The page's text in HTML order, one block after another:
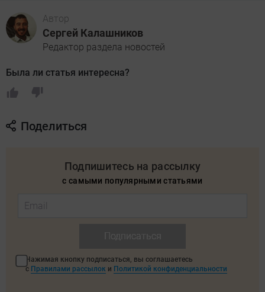
Автор
Сергей Калашников
Редактор раздела новостей
Была ли статья интересна?
Поделиться
Подпишитесь на рассылку
с самыми популярными статьями
Нажимая кнопку подписаться, вы соглашаетесь
с Правилами рассылок и Политикой конфиденциальности